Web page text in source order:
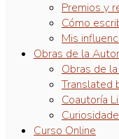
Premios y
Cómo
Mis
Obras de la
Obras de
Translated
Coautoría
Curso Online